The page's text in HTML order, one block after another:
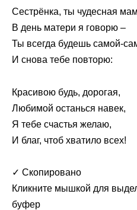
Сестрёнка, ты чудесная
В день матери я говорю –
Ты всегда будешь самой-
И снова тебе повторю:
Красивою будь, дорогая,
Любимой останься навек,
Я тебе счастья желаю,
И благ, чтоб хватило всех!
✓ Скопировано
Кликните мышкой для
буфер